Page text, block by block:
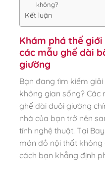
không?
Kết luận
Khám phá thế
các mẫu ghế dài
giường
Bạn đang tìm kiếm
không gian sống? Các
ghế dài đuôi giường
nhà của bạn trở nên
tính nghệ thuật. Tại
món đồ nội thất không
cách bạn khẳng định